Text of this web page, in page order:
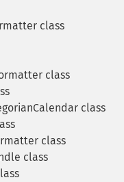
class
class
class
class
class